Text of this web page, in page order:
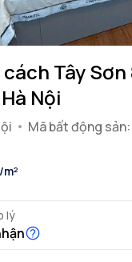
Tây Sơn
Nội
Mã bất động sản:
lý